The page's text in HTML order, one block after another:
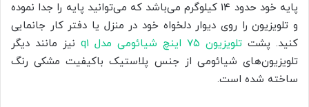
پایه خود حدود 14 کیلوگرم می‌باشد که می‌توانید پایه را جدا نموده
و تلویزیون را روی دیوار دلخواه خود در منزل یا دفتر کار جانمایی
کنید. پشت تلویزیون ٧۵ اینچ شیائومی مدل q1
نیز مانند دیگر
تلویزیون‌های شیائومی از جنس پلاستیک باکیفیت مشکی رنگ
ساخته شده است.